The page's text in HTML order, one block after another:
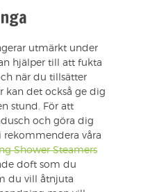
utmärkt under
hjälper till att fukta
när du tillsätter
kan det också ge dig
stund. För att
och göra dig
rekommendera våra
Shower Steamers
doft som du
du vill åtnjuta